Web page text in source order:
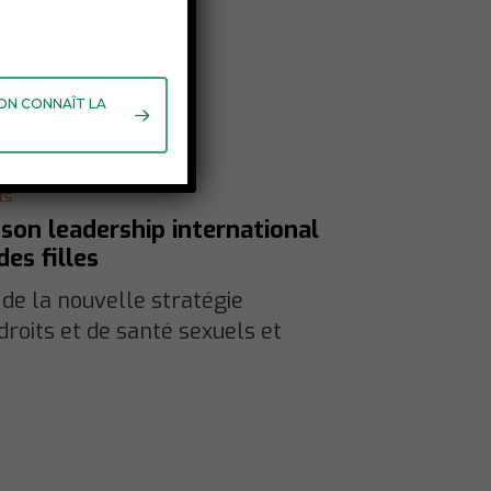
leadership international
filles
la nouvelle stratégie
et de santé sexuels et
CONNAÎT LA